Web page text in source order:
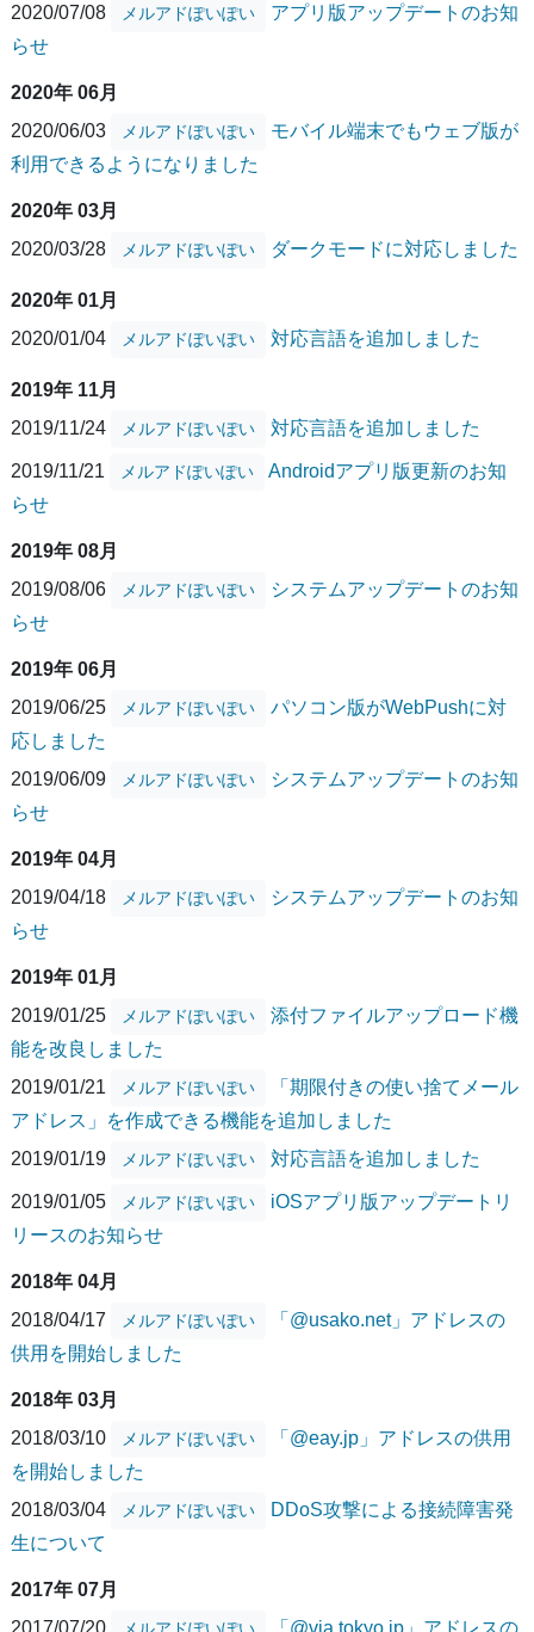
2020/07/08
メルアドぽいぽい
アプリ版アップデートのお知
らせ
2020年 06月
2020/06/03
メルアドぽいぽい
モバイル端末でもウェブ版が
利用できるようになりました
2020年 03月
2020/03/28
メルアドぽいぽい ダークモードに対応しました
2020年 01月
2020/01/04
メルアドぽいぽい 対応言語を追加しました
2019年 11月
2019/11/24
メルアドぽいぽい 対応言語を追加しました
2019/11/21 メルアドぽいぽい
Androidアプリ版更新のお知
らせ
2019年 08月
2019/08/06
メルアドぽいぽい
システムアップデートのお知
らせ
2019年 06月
2019/06/25
メルアドぽいぽい
パソコン版がWebPushに対
応しました
2019/06/09
メルアドぽいぽい
システムアップデートのお知
らせ
2019年 04月
2019/04/18
メルアドぽいぽい
システムアップデートのお知
らせ
2019年 01月
2019/01/25
メルアドぽいぽい
添付ファイルアップロード機
能を改良しました
2019/01/21
メルアドぽいぽい
「期限付きの使い捨てメール
アドレス」を作成できる機能を追加しました
2019/01/19
メルアドぽいぽい 対応言語を追加しました
2019/01/05 メルアドぽいぽい
iOSアプリ版アップデートリ
リースのお知らせ
2018年 04月
2018/04/17
メルアドぽいぽい
「@usako.net」アドレスの
供用を開始しました
2018年 03月
2018/03/10
メルアドぽいぽい
「@eay.jp」アドレスの供用
を開始しました
2018/03/04
メルアドぽいぽい
DDoS攻撃による接続障害発
生について
2017年 07月
2017/07/20
「@via.tokyo.jp」アドレスの